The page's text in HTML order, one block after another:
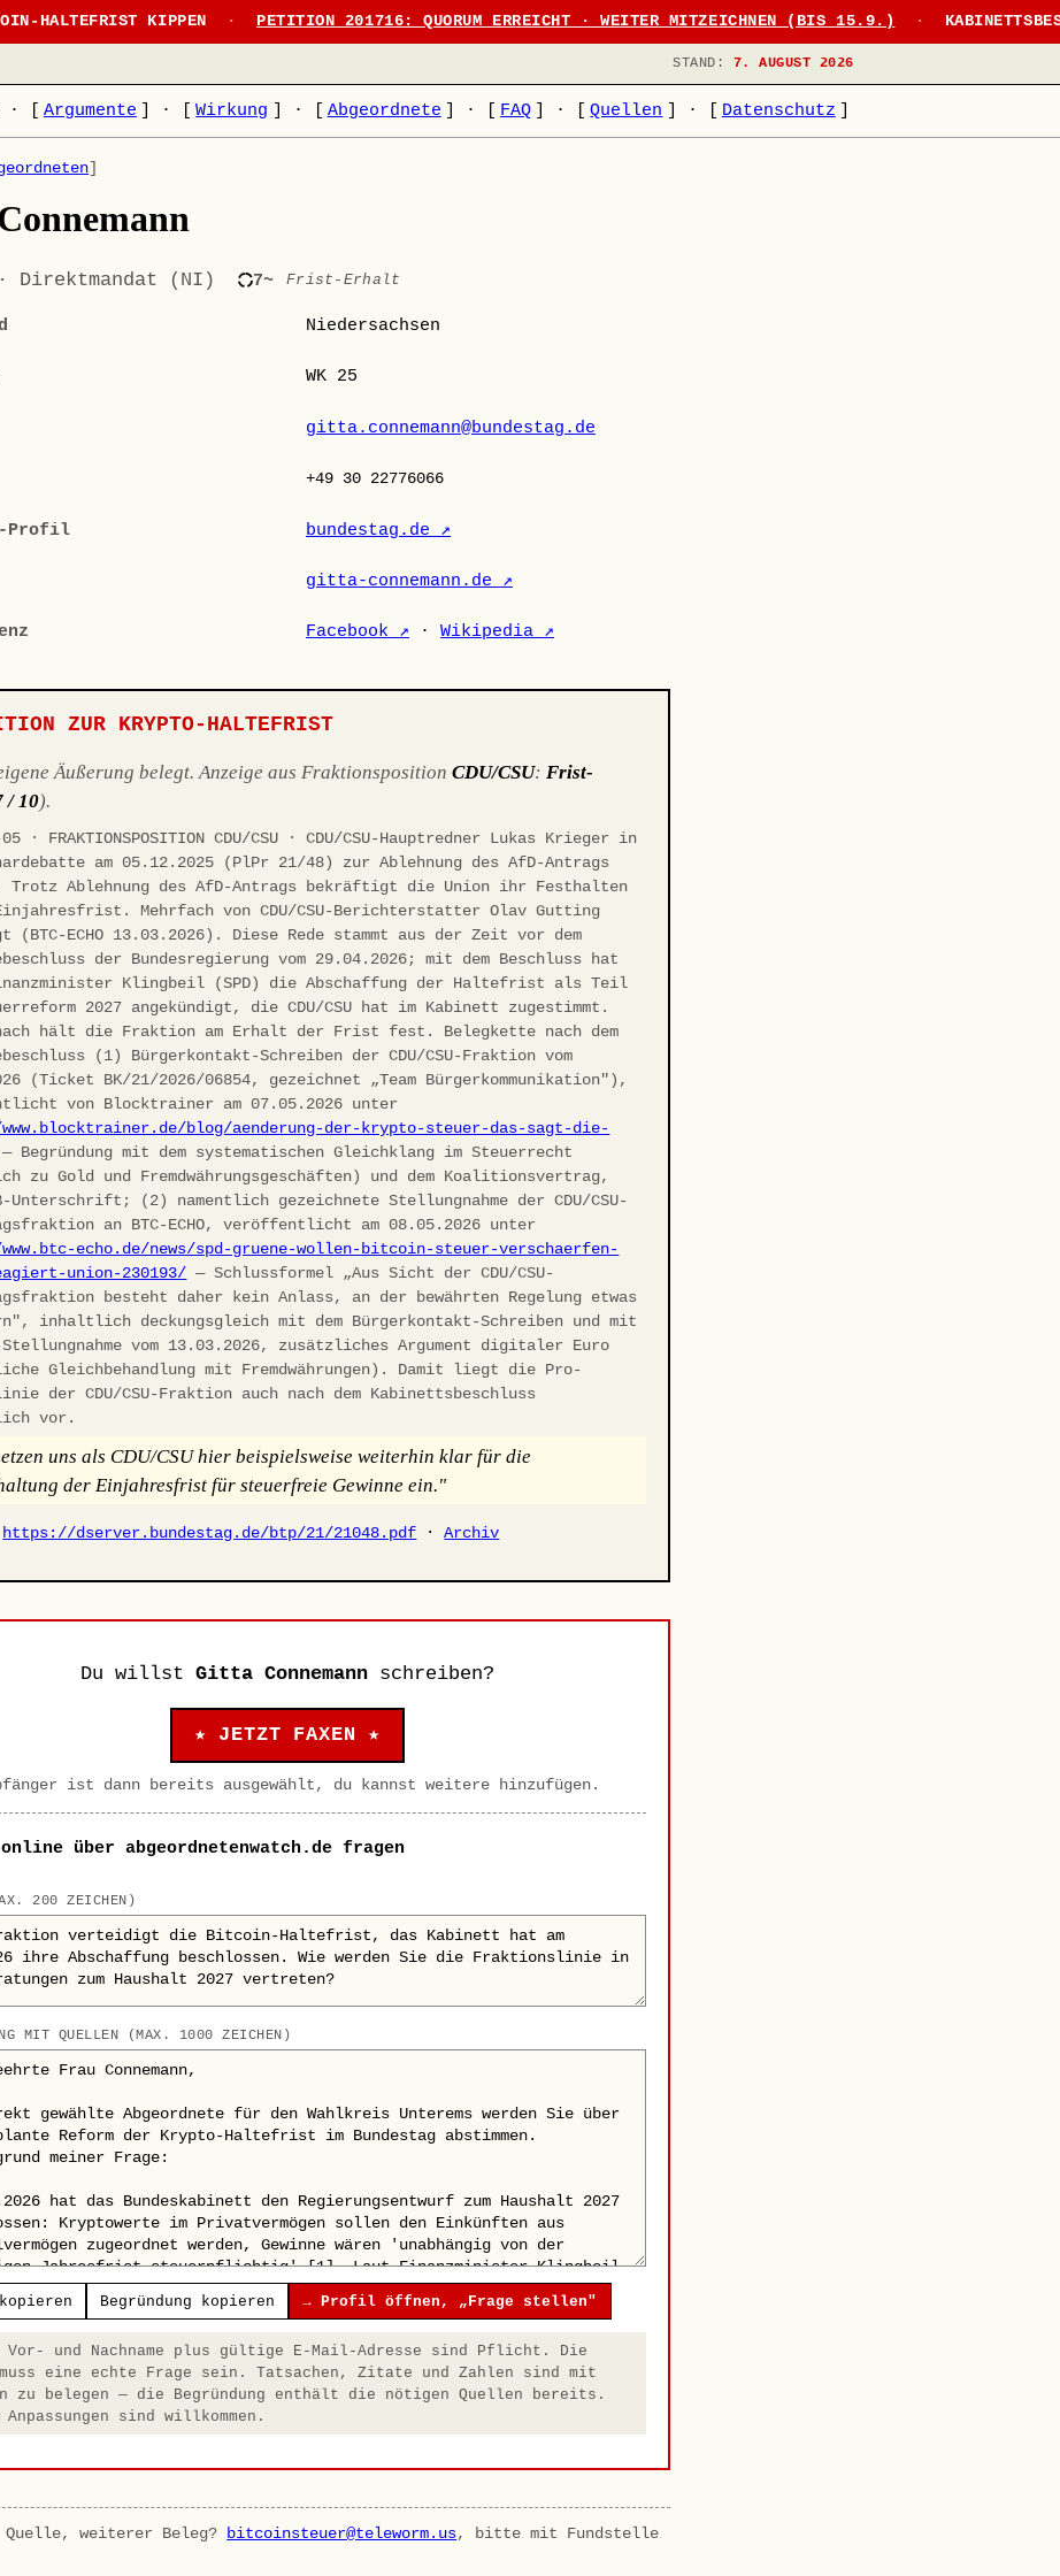
HALTEFRIST KIPPEN · PETITION 201716: QUORUM ERREICHT · WEITER MITZEICHNEN (BIS 15.9.) ·
STAND: 7. AUGUST 2026
· Argumente · Wirkung · Abgeordnete · FAQ · Quellen · Datenschutz
]
· Direktmandat (NI) 7~ Frist-Erhalt
Niedersachsen
WK 25
gitta.connemann@bundestag.de
+49 30 22776066
Profil bundestag.de ↗
gitta-connemann.de ↗
Facebook ↗ · Wikipedia ↗
ZUR KRYPTO-HALTEFRIST
Äußerung belegt. Anzeige aus FraktionspositionCDU/CSU:Frist-
/ 10).
· FRAKTIONSPOSITION CDU/CSU · CDU/CSU-Hauptredner Lukas Krieger in
am 05.12.2025 (PlPr 21/48) zur Ablehnung des AfD-Antrags
Trotz Ablehnung des AfD-Antrags bekräftigt die Union ihr Festhalten
Mehrfach von CDU/CSU-Berichterstatter Olav Gutting
(BTC-ECHO 13.03.2026). Diese Rede stammt aus der Zeit vor dem
der Bundesregierung vom 29.04.2026; mit dem Beschluss hat
Klingbeil (SPD) die Abschaffung der Haltefrist als Teil
2027 angekündigt, die CDU/CSU hat im Kabinett zugestimmt.
hält die Fraktion am Erhalt der Frist fest. Belegkette nach dem
(1) Bürgerkontakt-Schreiben der CDU/CSU-Fraktion vom
(Ticket BK/21/2026/06854, gezeichnet „Team Bürgerkommunikation"),
von Blocktrainer am 07.05.2026 unter
blog/aenderung-der-krypto-steuer-das-sagt-die-
— Begründung mit dem systematischen Gleichklang im Steuerrecht
zu Gold und Fremdwährungsgeschäften) und dem Koalitionsvertrag,
Unterschrift; (2) namentlich gezeichnete Stellungnahme der CDU/CSU-
an BTC-ECHO, veröffentlicht am 08.05.2026 unter
echo.de/news/spd-gruene-wollen-bitcoin-steuer-verschaerfen-
union-230193/ — Schlussformel „Aus Sicht der CDU/CSU-
besteht daher kein Anlass, an der bewährten Regelung etwas
inhaltlich deckungsgleich mit dem Bürgerkontakt-Schreiben und mit
vom 13.03.2026, zusätzliches Argument digitaler Euro
Gleichbehandlung mit Fremdwährungen). Damit liegt die Pro-
der CDU/CSU-Fraktion auch nach dem Kabinettsbeschluss
vor.
uns als CDU/CSU hier beispielsweise weiterhin klar für die
der Einjahresfrist für steuerfreie Gewinne ein."
https://dserver.bundestag.de/btp/21/21048.pdf ·Archiv
Du willst Gitta Connemann schreiben?
★ JETZT FAXEN ★
ist dann bereits ausgewählt, du kannst weitere hinzufügen.
über abgeordnetenwatch.de fragen
200 ZEICHEN)
MIT QUELLEN (MAX. 1000 ZEICHEN)
Begründung kopieren → Profil öffnen, „Frage stellen"
Vor- und Nachname plus gültige E-Mail-Adresse sind Pflicht. Die
eine echte Frage sein. Tatsachen, Zitate und Zahlen sind mit
zu belegen — die Begründung enthält die nötigen Quellen bereits.
Anpassungen sind willkommen.
weiterer Beleg? bitcoinsteuer@teleworm.us, bitte mit Fundstelle